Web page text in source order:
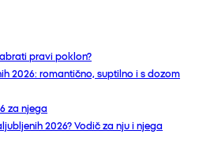
pravi poklon?
2026: romantično, suptilno i s dozom
za njega
2026? Vodič za nju i njega